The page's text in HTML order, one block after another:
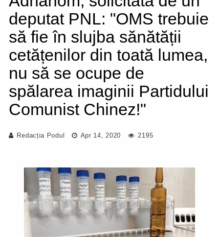
deputat PNL: "OMS trebuie
să fie în slujba sănătății
cetățenilor din toată lumea,
nu să se ocupe de
spălarea imaginii Partidului
Comunist Chinez!"
Redacția Podul Apr 14, 2020 2195